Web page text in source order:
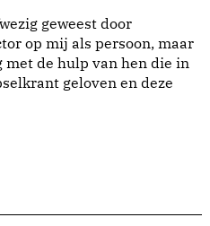
geweest door
op mij als persoon, maar
met de hulp van hen die in
geloven en deze